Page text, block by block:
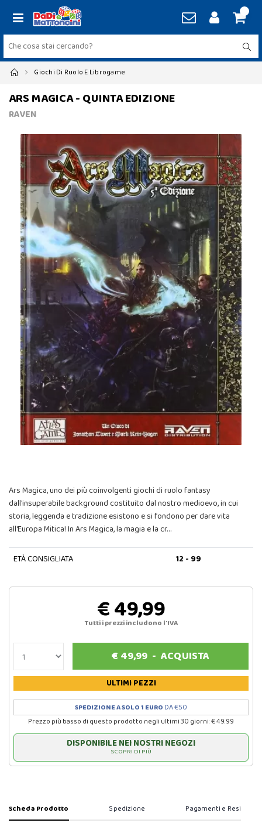
Giochi Di Ruolo E Librogame
ARS MAGICA - QUINTA EDIZIONE
RAVEN
Ars Magica, uno dei più coinvolgenti giochi di ruolo fantasy
dall'insuperabile background costituito dal nostro medioevo, in cui
storia, leggenda e tradizione esistono e si fondono per dare vita
all'Europa Mitica! In Ars Magica, la magia e la cr…
ETÀ CONSIGLIATA 12 - 99
€ 49,99
Tutti i prezzi includono l'IVA
€ 49,99 -ACQUISTA
ULTIMI PEZZI
SPEDIZIONE A SOLO 1 EURO DA €50
Prezzo più basso di questo prodotto negli ultimi 30 giorni: € 49.99
DISPONIBILE NEI NOSTRI NEGOZI
SCOPRI DI PIÙ
Scheda Prodotto Spedizione Pagamenti e Resi